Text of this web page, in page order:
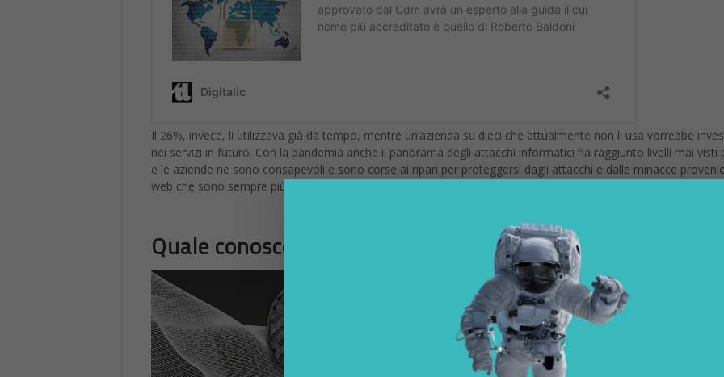
Il 26%, invece, li utilizzava già da tempo, mentre un’azienda su dieci che attualmente non li usa vorrebbe
nei servizi in futuro. Con la pandemia anche il panorama degli attacchi informatici ha raggiunto livelli mai visti
e le aziende ne sono consapevoli e sono corse ai ripari per proteggersi dagli attacchi e dalle minacce
web che sono sempre più frequenti e numerose.
Quale conoscenza c’è dei sistemi di cybersecurity?